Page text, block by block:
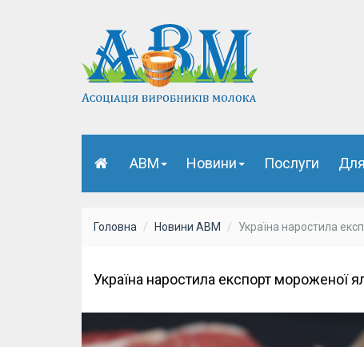
АВМ Новини Послуги
Головна Новини АВМ Україна наростила
Україна наростила експорт мороженої